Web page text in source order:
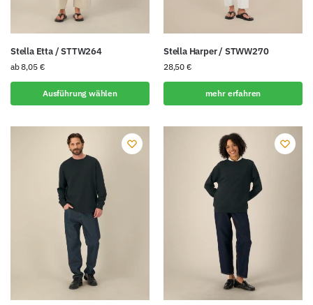
Stella Etta / STTW264
ab8,05 €
Ausführung wählen
Stella Harper / STWW270
28,50 €
mehr erfahren